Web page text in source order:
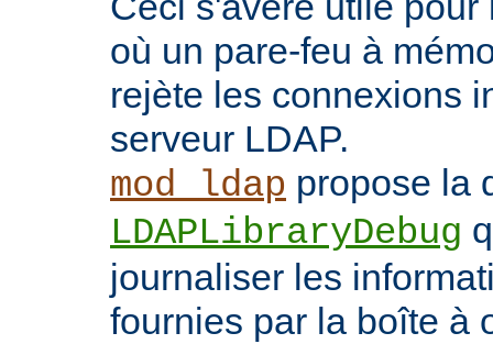
où un pare-feu à
rejète les connexions
serveur LDAP.
mod_ldap propose la
LDAPLibraryDebug
journaliser les
fournies par la boîte à